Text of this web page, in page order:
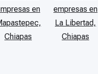
en
Chiapas
empresas en
La Libertad,
Chiapas